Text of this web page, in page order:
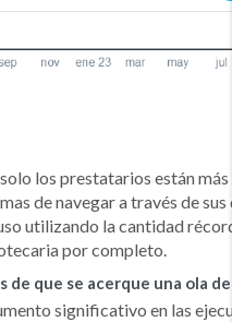
los prestatarios están
de navegar a través de
utilizando la cantidad
por completo.
de que se acerque una ola
significativo en las